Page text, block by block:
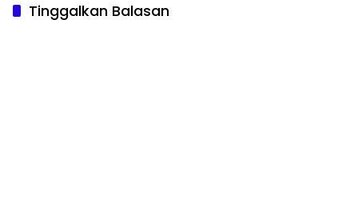
Tinggalkan Balasan